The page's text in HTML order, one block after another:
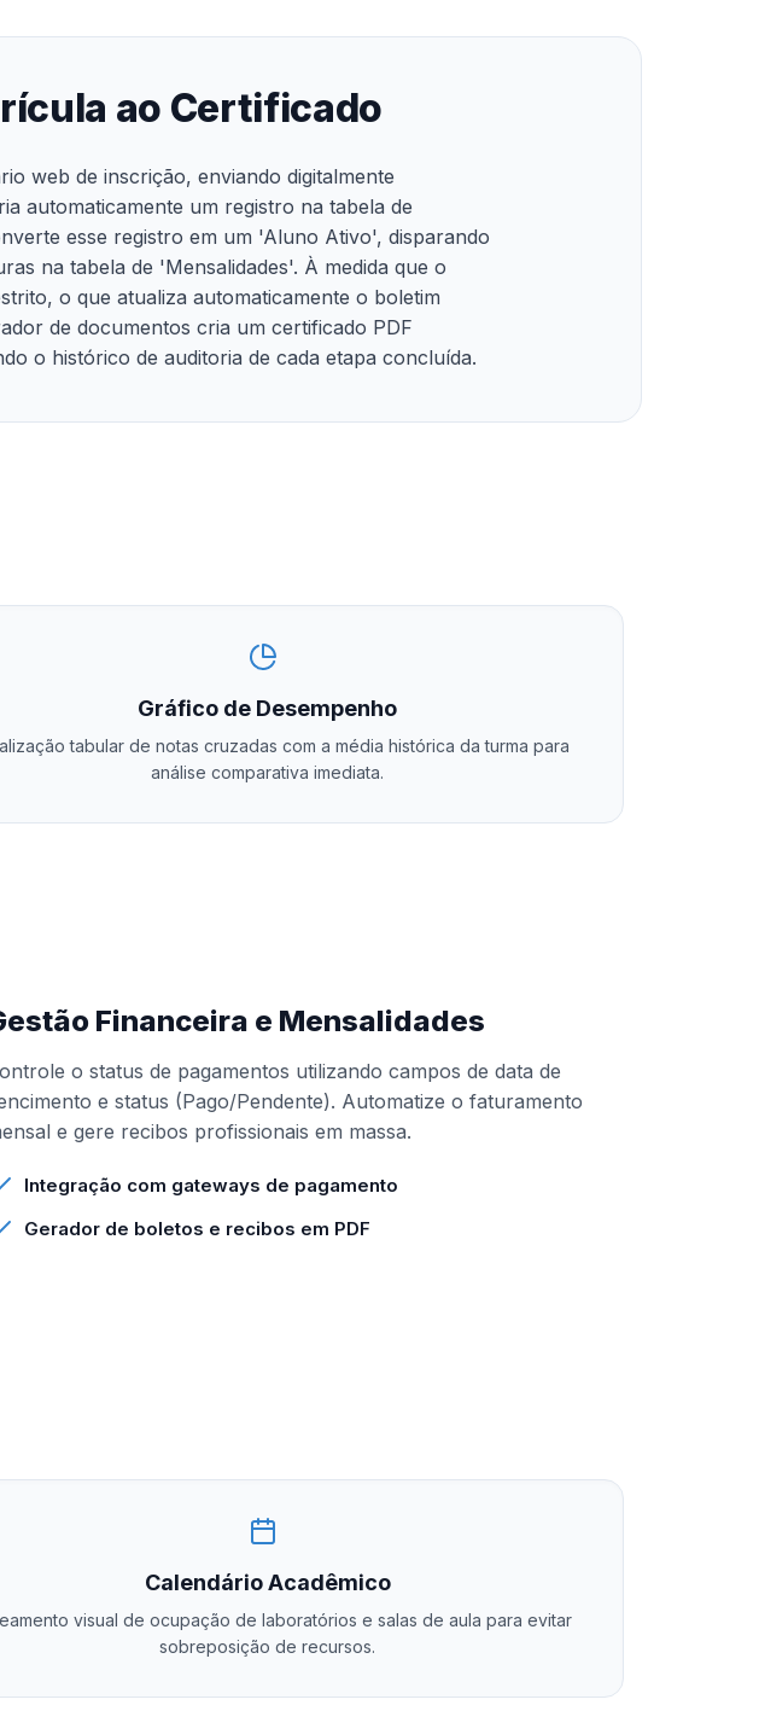
ao Certificado
web de inscrição, enviando digitalmente
automaticamente um registro na tabela de
esse registro em um 'Aluno Ativo', disparando
na tabela de 'Mensalidades'. À medida que o
o que atualiza automaticamente o boletim
de documentos cria um certificado PDF
o histórico de auditoria de cada etapa concluída.
Gráfico de Desempenho
tabular de notas cruzadas com a média histórica da turma para
análise comparativa imediata.
Financeira e Mensalidades
o status de pagamentos utilizando campos de data de
e status (Pago/Pendente). Automatize o faturamento
e gere recibos profissionais em massa.
Integração com gateways de pagamento
Gerador de boletos e recibos em PDF
Calendário Acadêmico
visual de ocupação de laboratórios e salas de aula para evitar
sobreposição de recursos.